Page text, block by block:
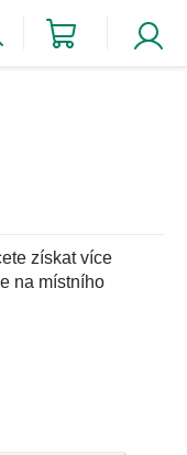
získat více
na místního